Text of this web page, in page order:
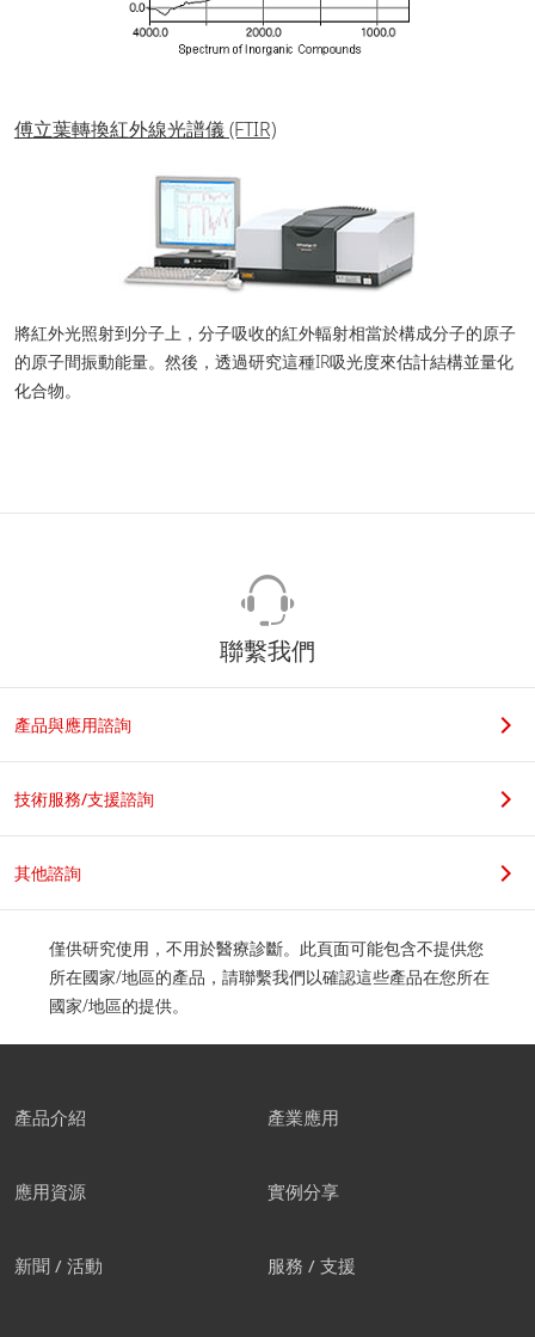
傅立葉轉換紅外線光譜儀 (FTIR)
將紅外光照射到分子上，分子吸收的紅外輻射相當於構成分子的原子
的原子間振動能量。然後，透過研究這種IR吸光度來估計結構並量化
化合物。
聯繫我們
產品與應用諮詢
技術服務/支援諮詢
其他諮詢
僅供研究使用，不用於醫療診斷。此頁面可能包含不提供您
所在國家/地區的產品，請聯繫我們以確認這些產品在您所在
國家/地區的提供。
產品介紹 產業應用
應用資源 實例分享
新聞 / 活動 服務 / 支援